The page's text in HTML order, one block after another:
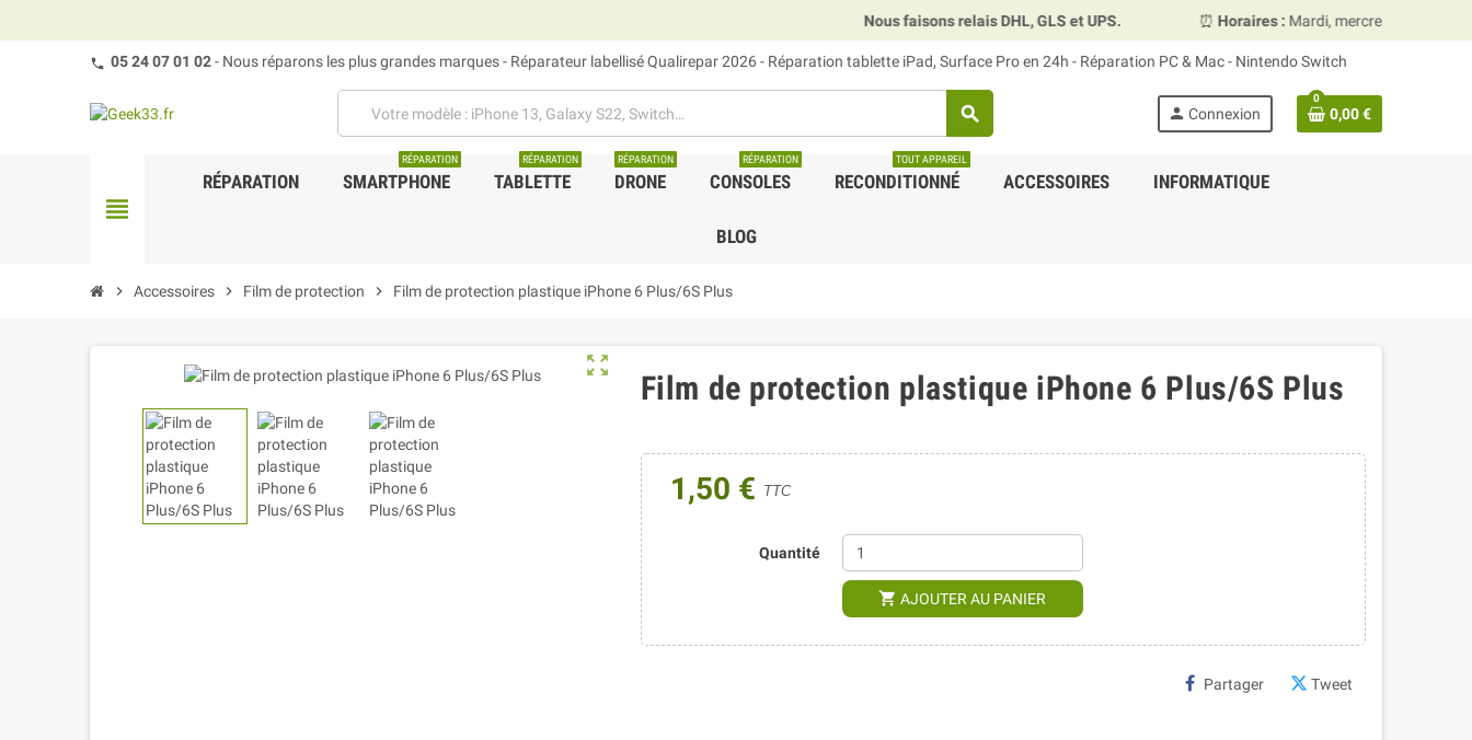
Nous faisons relais DHL, GLS et UPS. Horaires :Mardi, mercredi et vendredi
05 24 07 01 02- Nous réparons les plus grandes marques - Réparateur labellisé Qualirepar 2026 - Réparation tablette iPad, Surface Pro en 24h - Réparation PC & Mac - Nintendo Switch
search person Connexion
0
0,00 €
view_headline
RÉPARATION SMARTPHONE
RÉPARATION
TABLETTE
RÉPARATION
DRONE
RÉPARATION
CONSOLES
RÉPARATION
RECONDITIONNÉ
TOUT APPAREIL
ACCESSOIRES INFORMATIQUE
BLOG
chevron_right Accessoires chevron_right Film de protection chevron_right Film de protection plastique iPhone 6 Plus/6S Plus
zoom_out_map
Film de protection plastique iPhone 6 Plus/6S Plus
1,50 € TTC
Quantité
shopping_cart AJOUTER AU PANIER
Partager Tweet